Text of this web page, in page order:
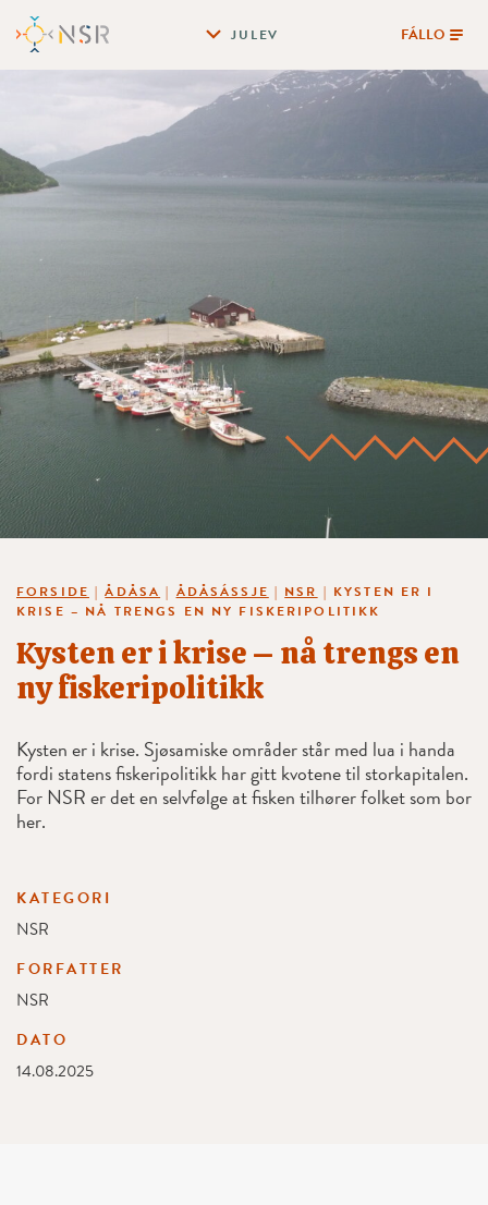
JULEV FÁLLO
FORSIDE |ÅDÅSA | ÅDÅSÁSSJE | NSR | KYSTEN ER I
KRISE – NÅ TRENGS EN NY FISKERIPOLITIKK
Kysten er i krise – nå trengs en
ny fiskeripolitikk
Kysten er i krise. Sjøsamiske områder står med lua i handa
fordi statens fiskeripolitikk har gitt kvotene til storkapitalen.
For NSR er det en selvfølge at fisken tilhører folket som bor
her.
KATEGORI
NSR
FORFATTER
NSR
DATO
14.08.2025